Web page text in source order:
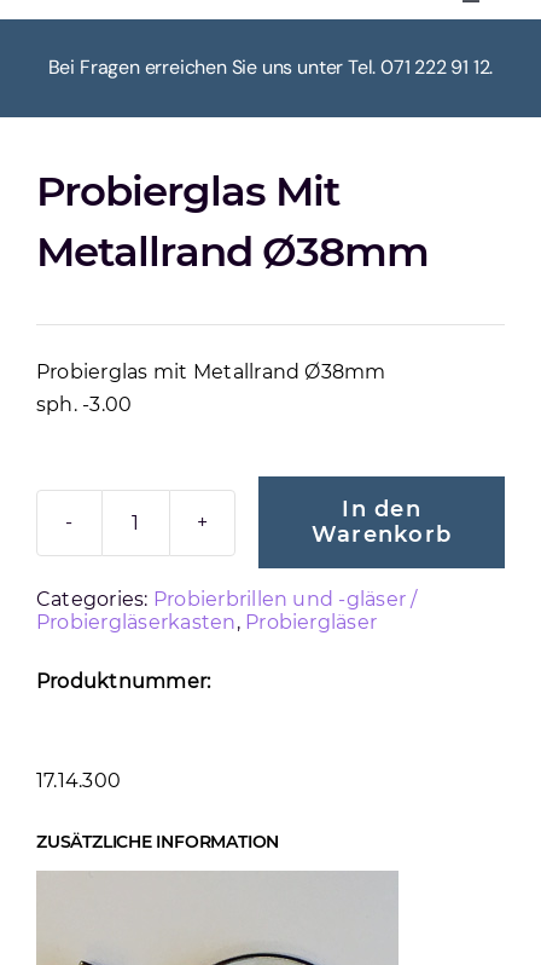
Toggle
HOME
MEIN KONTO
Bei Fragen erreichen Sie uns unter Tel. 071 222 91 12.
Probierglas Mit
Metallrand Ø38mm
Probierglas mit Metallrand Ø38mm
sph. -3.00
PROBIERGLAS
METALLRAND
SPH
-3.00
In den
Warenkorb
Categories: Probierbrillen und -gläser /
Probiergläserkasten, Probiergläser
Produktnummer:
17.14.300
ZUSÄTZLICHE INFORMATION